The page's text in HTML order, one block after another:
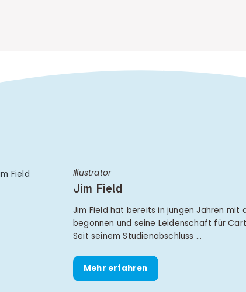
Illustrator
Jim Field
Jim Field hat bereits in jungen Jahren mit
begonnen und seine Leidenschaft für
Seit seinem Studienabschluss …
Mehr erfahren